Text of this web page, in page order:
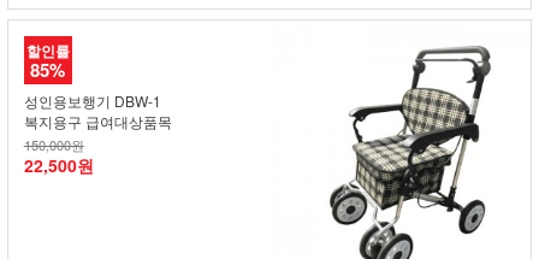
할인률
85%
성인용보행기 DBW-1
복지용구 급여대상품목
150,000원
22,500원